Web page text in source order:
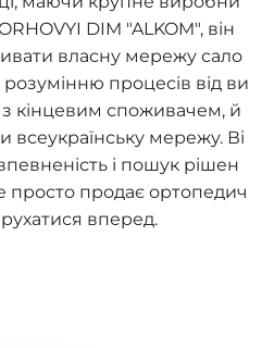
DIM "ALKOM", він
власну мережу сало
процесів від ви
кінцевим споживачем, й
всеукраїнську мережу. Ві
і пошук рішен
просто продає ортопедич
вперед.